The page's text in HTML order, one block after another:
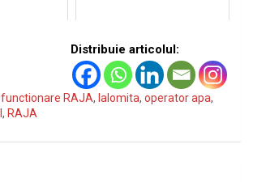
Distribuie articolul:
functionare RAJA, Ialomita, operator apa,
, RAJA